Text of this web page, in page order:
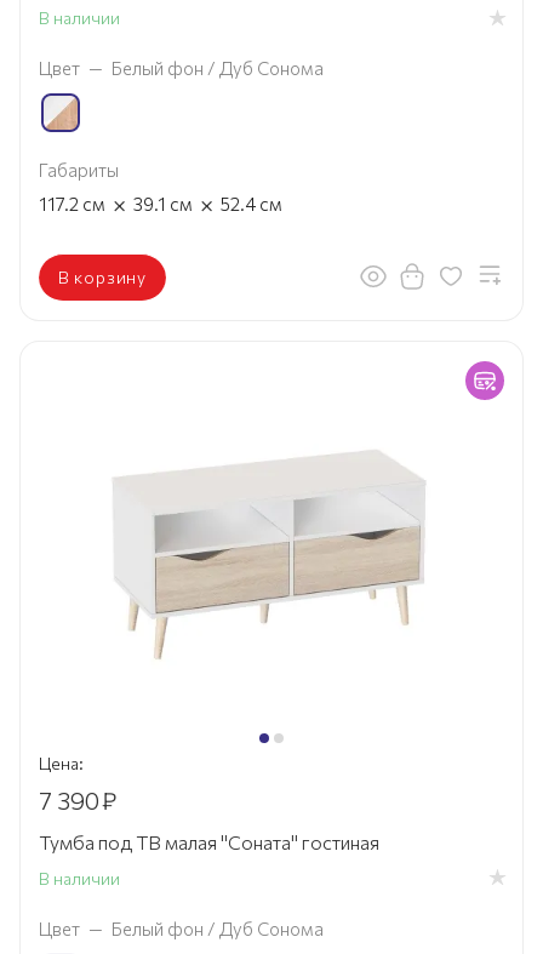
В наличии
Цвет — Белый фон / Дуб Сонома
Габариты
117.2 см × 39.1 см × 52.4 см
В корзину
Цена:
7 390₽
Тумба под ТВ малая "Соната" гостиная
В наличии
Цвет — Белый фон / Дуб Сонома